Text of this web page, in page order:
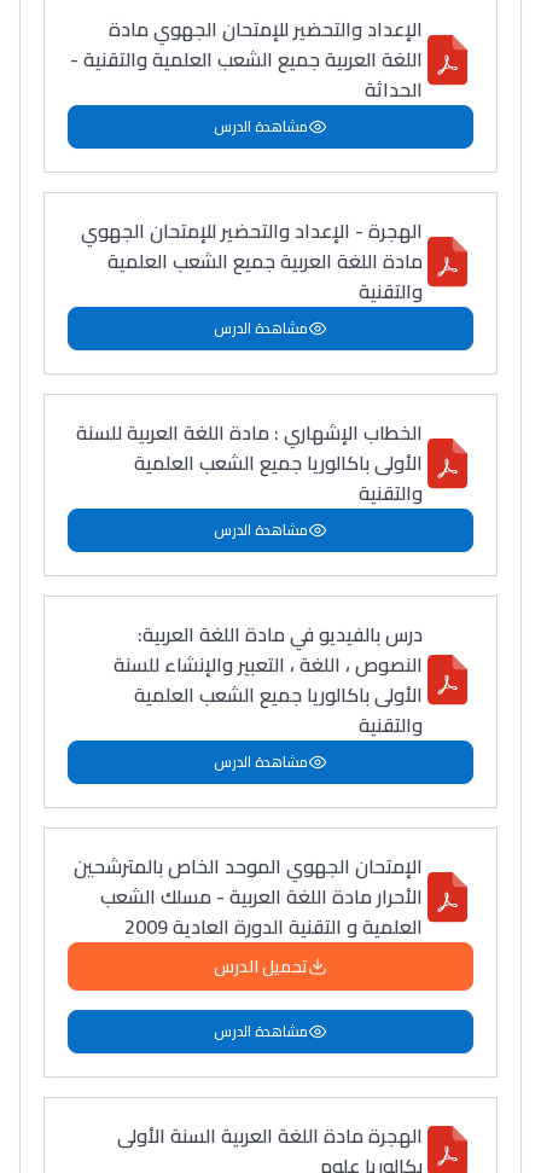
الإعداد والتحضير للإمتحان الجهوي مادة
اللغة العربية جميع الشعب العلمية والتقنية -
الحداثة
مشاهدة الدرس
الهجرة - الإعداد والتحضير للإمتحان الجهوي
مادة اللغة العربية جميع الشعب العلمية
والتقنية
مشاهدة الدرس
الخطاب الإشهاري : مادة اللغة العربية للسنة
الأولى باكالوريا جميع الشعب العلمية
والتقنية
مشاهدة الدرس
درس بالفيديو في مادة اللغة العربية:
النصوص ، اللغة ، التعبير والإنشاء للسنة
الأولى باكالوريا جميع الشعب العلمية
والتقنية
مشاهدة الدرس
الإمتحان الجهوي الموحد الخاص بالمترشحين
الأحرار مادة اللغة العربية - مسلك الشعب
العلمية و التقنية الدورة العادية 2009
تحميل الدرس
مشاهدة الدرس
الهجرة مادة اللغة العربية السنة الأولى
بكالوريا علوم